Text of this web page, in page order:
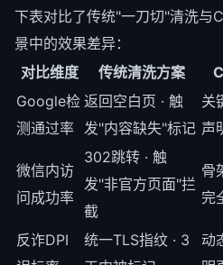
下表对比了传统"一刀切"清洗与
景中的效果差异：
对比维度
传统清洗方案
Google检
测通过率
返回空白页 · 触
发"内容缺失"标记
关
声
微信内访
问成功率
302跳转 · 触
发"非官方页面"拦
截
骨
完
反诈DPI
统一TLS指纹 · 3
动